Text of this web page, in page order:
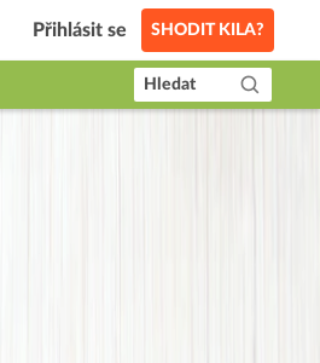
Přihlásit se SHODIT KILA?
Hledat